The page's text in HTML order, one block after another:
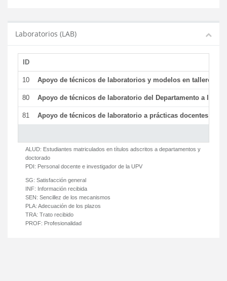
Laboratorios (LAB)
ID
10 Apoyo de técnicos de laboratorios y modelos en talleres/
80 Apoyo de técnicos de laboratorio del Departamento a la
81 Apoyo de técnicos de laboratorio a prácticas docentes y
ALUD: Estudiantes matriculados en títulos adscritos a departamentos y
doctorado
PDI: Personal docente e investigador de la UPV
SG: Satisfacción general
INF: Información recibida
SEN: Sencillez de los mecanismos
PLA: Adecuación de los plazos
TRA: Trato recibido
PROF: Profesionalidad